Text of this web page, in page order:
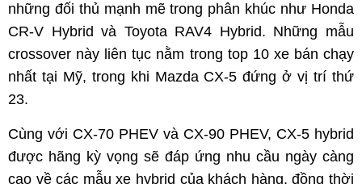
những đối thủ mạnh mẽ trong phân khúc như Honda
CR-V Hybrid và Toyota RAV4 Hybrid. Những mẫu
crossover này liên tục nằm trong top 10 xe bán chạy
nhất tại Mỹ, trong khi Mazda CX-5 đứng ở vị trí thứ
23.
Cùng với CX-70 PHEV và CX-90 PHEV, CX-5 hybrid
được hãng kỳ vọng sẽ đáp ứng nhu cầu ngày càng
cao về các mẫu xe hybrid của khách hàng, đồng thời